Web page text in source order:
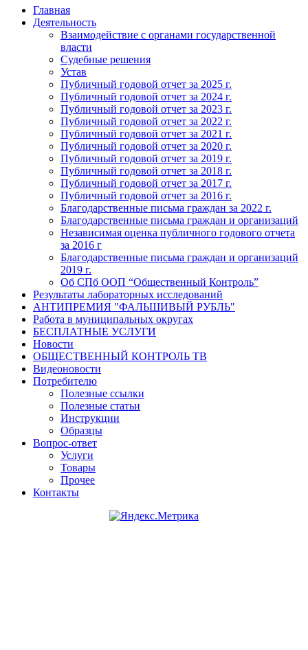
Главная
Деятельность
Взаимодействие с органами государственной
власти
Судебные решения
Устав
Публичный годовой отчет за 2025 г.
Публичный годовой отчет за 2024 г.
Публичный годовой отчет за 2023 г.
Публичный годовой отчет за 2022 г.
Публичный годовой отчет за 2021 г.
Публичный годовой отчет за 2020 г.
Публичный годовой отчет за 2019 г.
Публичный годовой отчет за 2018 г.
Публичный годовой отчет за 2017 г.
Публичный годовой отчет за 2016 г.
Благодарственные письма граждан за 2022 г.
Благодарственные письма граждан и организаций
Независимая оценка публичного годового отчета
за 2016 г
Благодарственные письма граждан и организаций
2019 г.
Об СПб ООП “Общественный Контроль”
Результаты лабораторных исследований
АНТИПРЕМИЯ "ФАЛЬШИВЫЙ РУБЛЬ"
Работа в муниципальных округах
БЕСПЛАТНЫЕ УСЛУГИ
Новости
ОБЩЕСТВЕННЫЙ КОНТРОЛЬ ТВ
Видеоновости
Потребителю
Полезные ссылки
Полезные статьи
Инструкции
Образцы
Вопрос-ответ
Услуги
Товары
Прочее
Контакты